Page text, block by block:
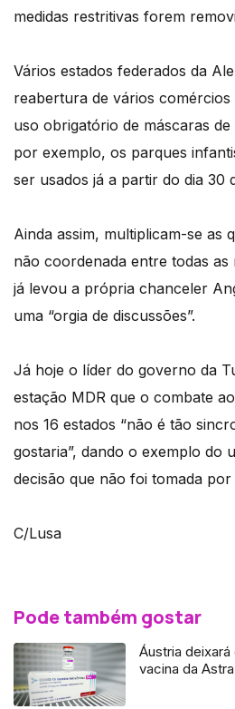
medidas restritivas forem
Vários estados federados da
reabertura de vários
uso obrigatório de máscaras
por exemplo, os parques
ser usados já a partir do dia 30
Ainda assim, multiplicam-se as
não coordenada entre todas as
já levou a própria chanceler
uma “orgia de discussões”.
Já hoje o líder do governo da
estação MDR que o combate
nos 16 estados “não é tão
gostaria”, dando o exemplo do
decisão que não foi tomada
C/Lusa
Pode também gostar
Áustria
vacina